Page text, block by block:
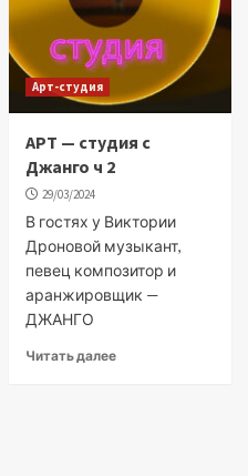
Арт-студия
АРТ — студия с
Джанго ч 2
29/03/2024
В гостях у Виктории
Дроновой музыкант,
певец композитор и
аранжировщик —
ДЖАНГО
Читать далее